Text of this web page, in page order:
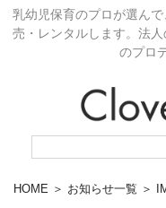
乳幼児保育のプロが選ん
売・レンタルします。法
のプロ
HOME ＞ お知らせ一覧 ＞